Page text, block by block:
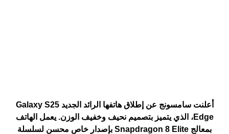
أعلنت سامسونج عن إطلاق هاتفها الرائد الجديد Galaxy S25
Edge، الذي يتميز بتصميم نحيف وخفيف الوزن. يعمل الهاتف
بمعالج Snapdragon 8 Elite بإصدار خاص محسن لسلسلة